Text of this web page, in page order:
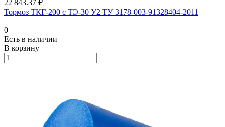
22 843.37 ₽
Тормоз ТКГ-200 с ТЭ-30 У2 ТУ 3178-003-91328404-2011
0
Есть в наличии
В корзину